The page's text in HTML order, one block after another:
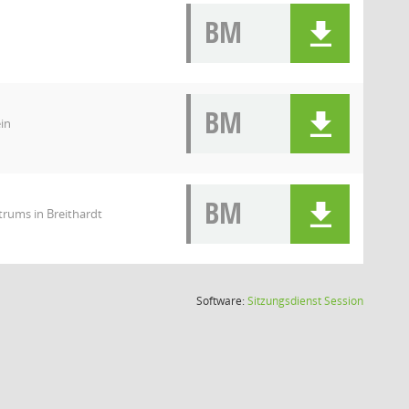
BM
BM
in Breithardt BM
Software:SitzungsdienstSession(Wird in